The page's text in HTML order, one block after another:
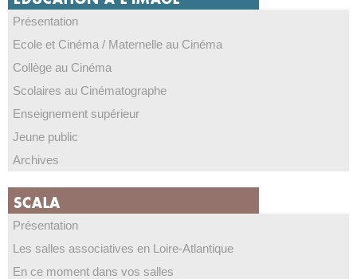
Présentation
Ecole et Cinéma / Maternelle au Cinéma
Collège au Cinéma
Scolaires au Cinématographe
Enseignement supérieur
Jeune public
Archives
Présentation
Les salles associatives en Loire-Atlantique
En ce moment dans vos salles